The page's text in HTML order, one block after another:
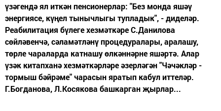
үзәгендә ял иткән пенсионерлар: "Без монда яшәү
энергиясе, күңел тынычлыгы тупладык", - диделәр.
Реабилитация бүлеге хезмәткәре С.Данилова
сөйләвенчә, сәламәтләнү процедуралары, аралашу,
төрле чараларда катнашу өлкәннәрне яшәртә. Алар
үзәк китапханә хезмәткәрләре әзерләгән "Чәчәкләр -
тормыш бәйрәме" чарасын яратып кабул иттеләр.
Г.Богданова, Л.Косякова башкарган җырлар...